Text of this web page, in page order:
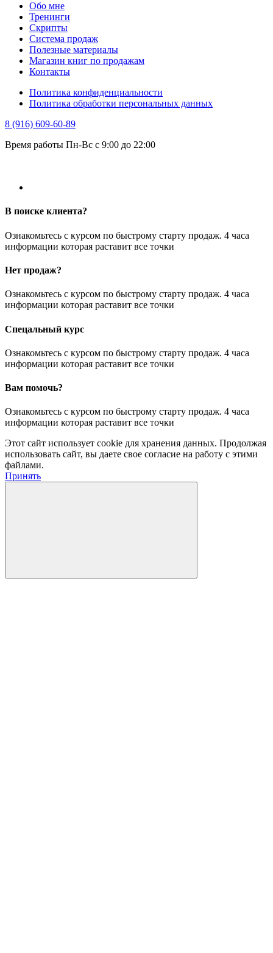
Обо мне
Тренинги
Скрипты
Система продаж
Полезные материалы
Магазин книг по продажам
Контакты
Политика конфиденциальности
Политика обработки персональных данных
8 (916) 609-60-89
Время работы Пн-Вс с 9:00 до 22:00
В поиске клиента?
Ознакомьтесь с курсом по быстрому старту продаж. 4 часа
информации которая раставит все точки
Нет продаж?
Ознакомьтесь с курсом по быстрому старту продаж. 4 часа
информации которая раставит все точки
Спецальный курс
Ознакомьтесь с курсом по быстрому старту продаж. 4 часа
информации которая раставит все точки
Вам помочь?
Ознакомьтесь с курсом по быстрому старту продаж. 4 часа
информации которая раставит все точки
Этот сайт использует cookie для хранения данных. Продолжая
использовать сайт, вы даете свое согласие на работу с этими
файлами.
Принять